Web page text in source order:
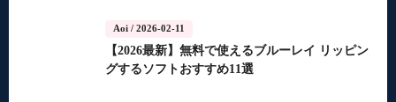
Aoi/ 2026-02-11
【2026最新】無料で使えるブルーレイ リッピン
グするソフトおすすめ11選